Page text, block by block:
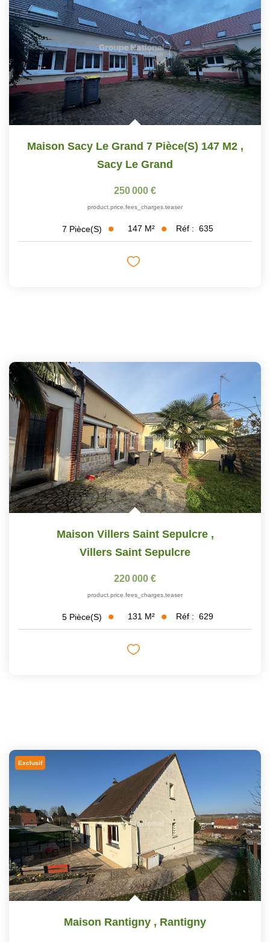
Maison Sacy Le Grand 7 Pièce(s) 147 M2 ,
Sacy Le Grand
250 000 €
product.price.fees_charges.teaser
7 Pièce(s) 147 M² Réf : 635
Maison Villers Saint Sepulcre ,
Villers Saint Sepulcre
220 000 €
product.price.fees_charges.teaser
5 Pièce(s) 131 M² Réf : 629
Exclusif
Maison Rantigny , Rantigny